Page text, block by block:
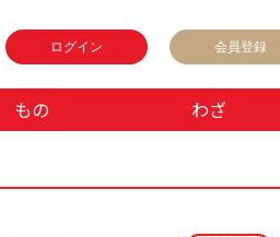
ログイン 会員登録
もの わざ